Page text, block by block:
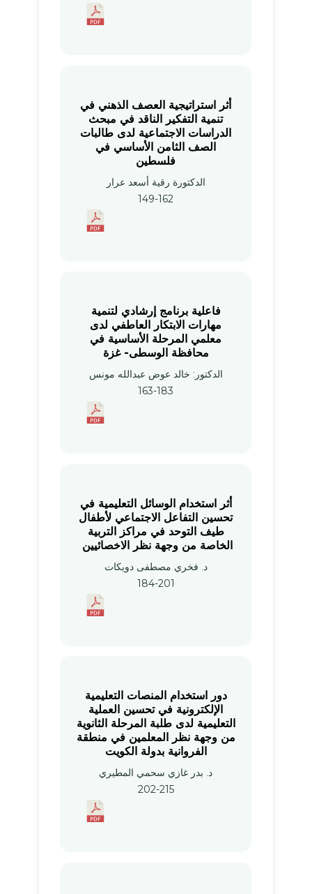
أثر استراتيجية العصف الذهني في
تنمية التفكير الناقد في مبحث
الدراسات الاجتماعية لدى طالبات
‏الصف الثامن الأساسي في
فلسطين
الدكتورة رقية أسعد عرار
149-162
فاعلية برنامج إرشادي لتنمية
مهارات الابتكار العاطفي لدى
معلمي المرحلة الأساسية في
محافظة الوسطى- غزة
الدكتور: خالد عوض عبدالله مونس
163-183
أثر استخدام الوسائل التعليمية في
تحسين التفاعل الاجتماعي لأطفال
طيف التوحد في مراكز ‏التربية
الخاصة من وجهة نظر الاخصائيين ‏
د. فخري مصطفى دويكات
184-201
دور استخدام المنصات التعليمية
الإلكترونية في تحسين العملية
التعليمية لدى طلبة ‏المرحلة الثانوية
من وجهة نظر المعلمين في منطقة
الفروانية بدولة الكويت
د. بدر غازي سحمي المطيري
202-215